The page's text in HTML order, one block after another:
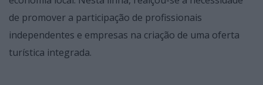
de promover a participação de profissionais
independentes e empresas na criação de uma oferta
turística integrada.